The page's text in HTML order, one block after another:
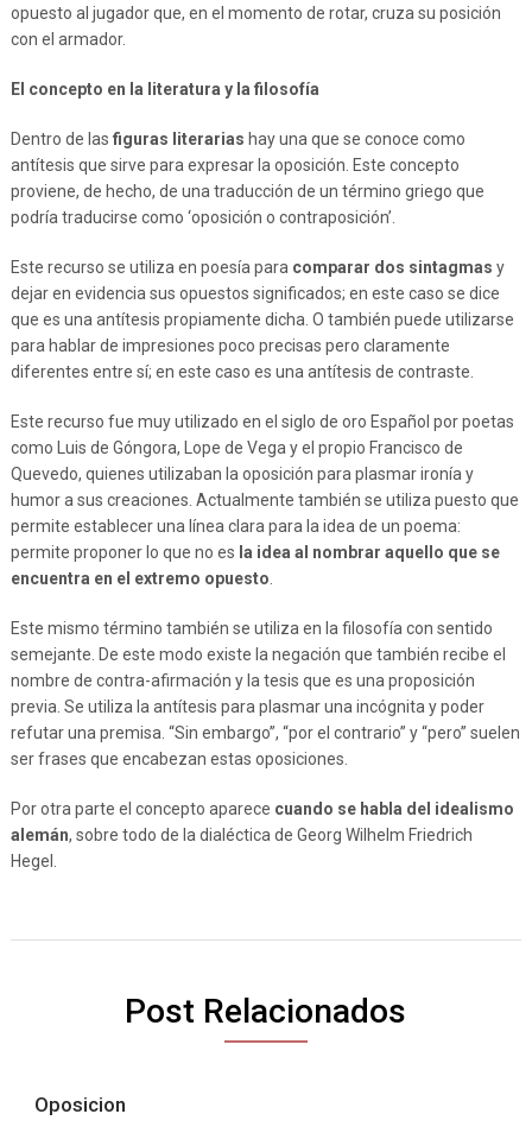
opuesto al jugador que, en el momento de rotar, cruza su posición
con el armador.
El concepto en la literatura y la filosofía
Dentro de las figuras literarias hay una que se conoce como
antítesis que sirve para expresar la oposición. Este concepto
proviene, de hecho, de una traducción de un término griego que
podría traducirse como ‘oposición o contraposición’.
Este recurso se utiliza en poesía para comparar dos sintagmas y
dejar en evidencia sus opuestos significados; en este caso se dice
que es una antítesis propiamente dicha. O también puede utilizarse
para hablar de impresiones poco precisas pero claramente
diferentes entre sí; en este caso es una antítesis de contraste.
Este recurso fue muy utilizado en el siglo de oro Español por poetas
como Luis de Góngora, Lope de Vega y el propio Francisco de
Quevedo, quienes utilizaban la oposición para plasmar ironía y
humor a sus creaciones. Actualmente también se utiliza puesto que
permite establecer una línea clara para la idea de un poema:
permite proponer lo que no es la idea al nombrar aquello que se
encuentra en el extremo opuesto
Este mismo término también se utiliza en la filosofía con sentido
semejante. De este modo existe la negación que también recibe el
nombre de contra-afirmación y la tesis que es una proposición
previa. Se utiliza la antítesis para plasmar una incógnita y poder
refutar una premisa. “Sin embargo”, “por el contrario” y “pero” suelen
ser frases que encabezan estas oposiciones.
Por otra parte el concepto aparece cuando se habla del idealismo
alemán, sobre todo de la dialéctica de Georg Wilhelm Friedrich
Hegel.
Post Relacionados
Oposicion